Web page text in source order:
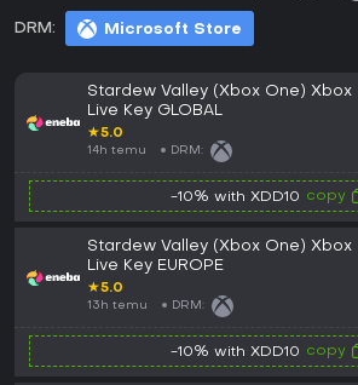
DRM: Microsoft Store
Stardew Valley (Xbox One) Xbox
Live Key GLOBAL
★5.0
14h temu DRM:
-10% with XDD10 copy
Stardew Valley (Xbox One) Xbox
Live Key EUROPE
★5.0
13h temu DRM:
-10% with XDD10 copy